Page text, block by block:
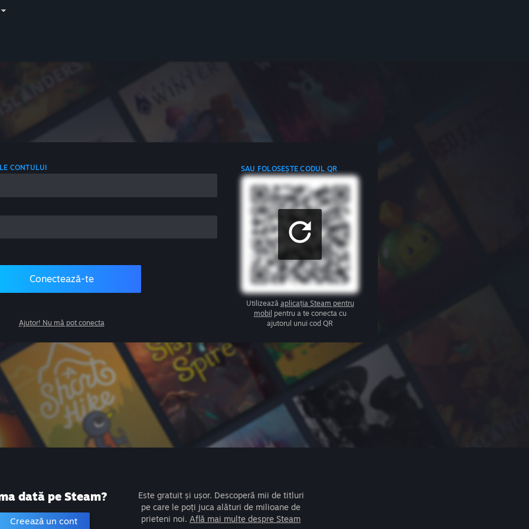
CONTULUI
Conectează-te
Ajutor! Nu mă pot conecta
SAU FOLOSEȘTE CODUL QR
Utilizează aplicația Steam pentru
mobil pentru a te conecta cu
ajutorul unui cod QR
dată pe Steam?
Creează un cont
Este gratuit și ușor. Descoperă mii de titluri
pe care le poți juca alături de milioane de
prieteni noi. Află mai multe despre Steam